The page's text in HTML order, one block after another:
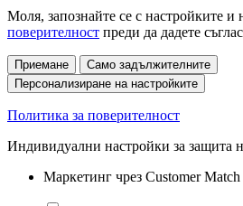
Моля, запознайте се с настройките и
поверителност преди да дадете
Приемане
Само задължителните
Персонализиране на настройките
Политика за поверителност
Индивидуални настройки за защита
Маркетинг чрез Customer Match